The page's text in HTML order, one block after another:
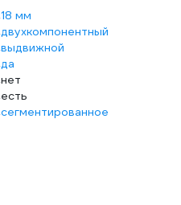
18 мм
двухкомпонентный
выдвижной
да
нет
есть
сегментированное